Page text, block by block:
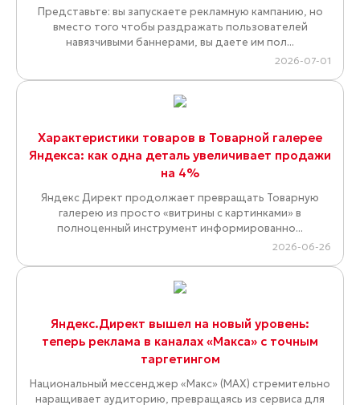
Представьте: вы запускаете рекламную кампанию, но
вместо того чтобы раздражать пользователей
навязчивыми баннерами, вы даете им пол...
2026-07-01
Характеристики товаров в Товарной галерее
Яндекса: как одна деталь увеличивает продажи
на 4%
Яндекс Директ продолжает превращать Товарную
галерею из просто «витрины с картинками» в
полноценный инструмент информированно...
2026-06-26
Яндекс.Директ вышел на новый уровень:
теперь реклама в каналах «Макса» с точным
таргетингом
Национальный мессенджер «Макс» (MAX) стремительно
наращивает аудиторию, превращаясь из сервиса для